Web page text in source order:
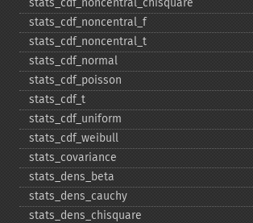
stats_​cdf_​noncentral_​chisquare
stats_​cdf_​noncentral_​f
stats_​cdf_​noncentral_​t
stats_​cdf_​normal
stats_​cdf_​poisson
stats_​cdf_​t
stats_​cdf_​uniform
stats_​cdf_​weibull
stats_​covariance
stats_​dens_​beta
stats_​dens_​cauchy
stats_​dens_​chisquare